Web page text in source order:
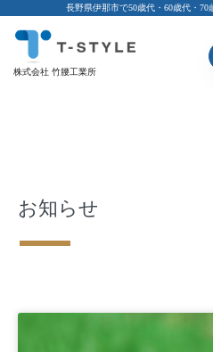
長野県伊那市で50歳代・60歳代・
株式会社 竹腰工業所
お知らせ